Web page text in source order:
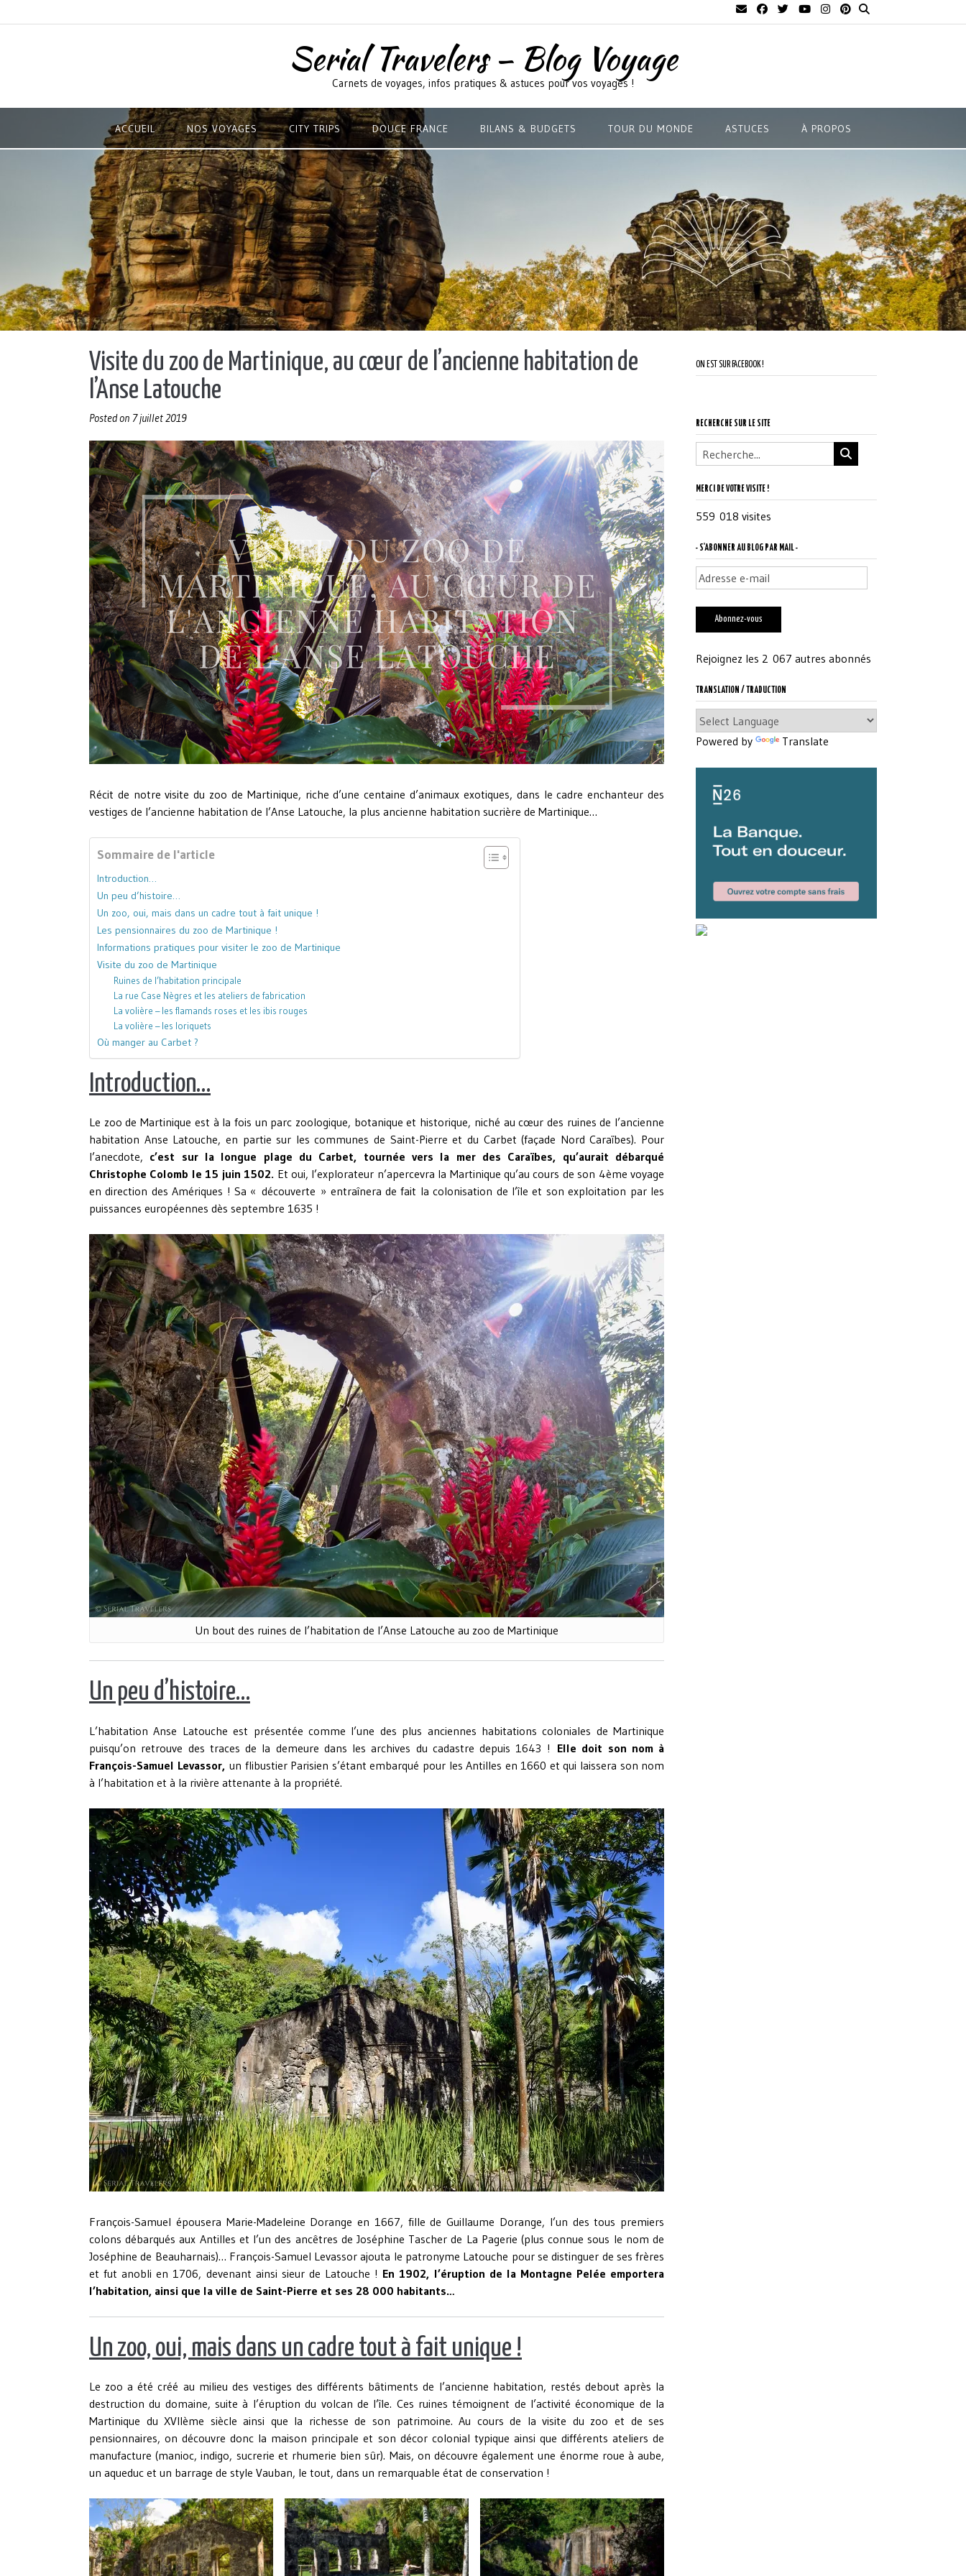
to
Serial Travelers – Blog Voyage
Carnets de voyages, infos pratiques & astuces pour vos voyages !
ACCUEIL NOS VOYAGES CITY TRIPS DOUCE FRANCE BILANS & BUDGETS TOUR DU MONDE ASTUCES À PROPOS
Visite du zoo de Martinique, au cœur de l’ancienne habitation de
l’Anse Latouche
Posted on 7 juillet 2019
Récit de notre visite du zoo de Martinique, riche d’une centaine d’animaux exotiques, dans le cadre enchanteur des
vestiges de l’ancienne habitation de l’Anse Latouche, la plus ancienne habitation sucrière de Martinique…
Sommaire de l'article
Introduction…
Un peu d’histoire…
Un zoo, oui, mais dans un cadre tout à fait unique !
Les pensionnaires du zoo de Martinique !
Informations pratiques pour visiter le zoo de Martinique
Visite du zoo de Martinique
Ruines de l’habitation principale
La rue Case Nègres et les ateliers de fabrication
La volière – les flamands roses et les ibis rouges
La volière – les loriquets
Où manger au Carbet ?
Introduction…
Le zoo de Martinique est à la fois un parc zoologique, botanique et historique, niché au cœur des ruines de l’ancienne
habitation Anse Latouche, en partie sur les communes de Saint-Pierre et du Carbet (façade Nord Caraïbes). Pour
l’anecdote, c’est sur la longue plage du Carbet, tournée vers la mer des Caraïbes, qu’aurait débarqué
Christophe Colomb le 15 juin 1502. Et oui, l’explorateur n’apercevra la Martinique qu’au cours de son 4ème voyage
en direction des Amériques ! Sa « découverte » entraînera de fait la colonisation de l’île et son exploitation par les
puissances européennes dès septembre 1635 !
Un bout des ruines de l’habitation de l’Anse Latouche au zoo de Martinique
Un peu d’histoire…
L’habitation Anse Latouche est présentée comme l’une des plus anciennes habitations coloniales de Martinique
puisqu’on retrouve des traces de la demeure dans les archives du cadastre depuis 1643 ! Elle doit son nom à
François-Samuel Levassor, un flibustier Parisien s’étant embarqué pour les Antilles en 1660 et qui laissera son nom
à l’habitation et à la rivière attenante à la propriété.
François-Samuel épousera Marie-Madeleine Dorange en 1667, fille de Guillaume Dorange, l’un des tous premiers
colons débarqués aux Antilles et l’un des ancêtres de Joséphine Tascher de La Pagerie (plus connue sous le nom de
Joséphine de Beauharnais)… François-Samuel Levassor ajouta le patronyme Latouche pour se distinguer de ses frères
et fut anobli en 1706, devenant ainsi sieur de Latouche ! En 1902, l’éruption de la Montagne Pelée emportera
l’habitation, ainsi que la ville de Saint-Pierre et ses 28 000 habitants…
Un zoo, oui, mais dans un cadre tout à fait unique !
Le zoo a été créé au milieu des vestiges des différents bâtiments de l’ancienne habitation, restés debout après la
destruction du domaine, suite à l’éruption du volcan de l’île. Ces ruines témoignent de l’activité économique de la
Martinique du XVIIème siècle ainsi que la richesse de son patrimoine. Au cours de la visite du zoo et de ses
pensionnaires, on découvre donc la maison principale et son décor colonial typique ainsi que différents ateliers de
manufacture (manioc, indigo, sucrerie et rhumerie bien sûr). Mais, on découvre également une énorme roue à aube,
un aqueduc et un barrage de style Vauban, le tout, dans un remarquable état de conservation !
ON EST SUR FACEBOOK !
RECHERCHE SUR LE SITE
MERCI DE VOTRE VISITE !
559 018 visites
- S'ABONNER AU BLOG PAR MAIL -
Adresse
e-
mail
Abonnez-vous
Rejoignez les 2 067 autres abonnés
TRANSLATION / TRADUCTION
Powered by Translate